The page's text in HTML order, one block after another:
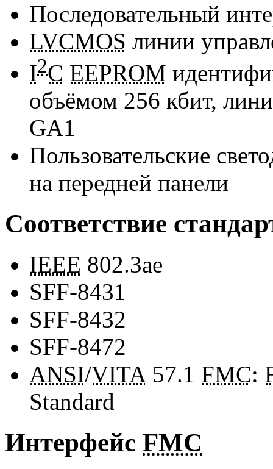
Последовательный
LVCMOS линии
I2C EEPROM
объёмом 256 кбит,
GA1
Пользовательские
на передней панели
Соответствие
IEEE 802.3ae
SFF-8431
SFF-8432
SFF-8472
ANSI/VITA 57.1 FMC:
Standard
Интерфейс FMC